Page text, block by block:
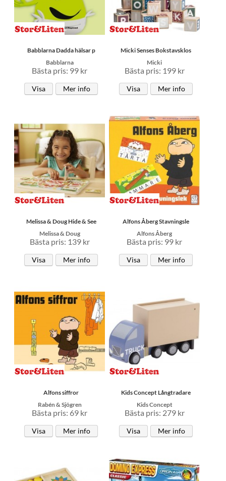
Babblarna Dadda hälsar p
Babblarna
Bästa pris: 99 kr
Visa Mer info
Micki Senses Bokstavsklos
Micki
Bästa pris: 199 kr
Visa Mer info
Melissa & Doug Hide & See
Melissa & Doug
Bästa pris: 139 kr
Visa Mer info
Alfons Åberg Stavningsle
Alfons Åberg
Bästa pris: 99 kr
Visa Mer info
Alfons siffror
Rabén & Sjögren
Bästa pris: 69 kr
Visa Mer info
Kids Concept Långtradare
Kids Concept
Bästa pris: 279 kr
Visa Mer info